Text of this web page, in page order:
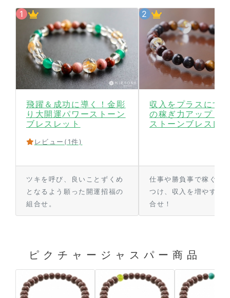
飛躍＆成功に導く！金彫
り大開運パワーストーン
ブレスレット
レビュー (1件)
ツキを呼び、良いことずくめ
となるよう願った開運招福の
組合せ。
収入をプラスにす
の稼ぎ力アップ！
ストーンブレスレ
仕事や勝負事で稼ぐ力
つけ、収入を増やすた
合せ！
ピクチャージャスパー商品